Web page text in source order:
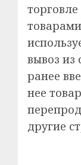
торговле
вывоз из
ранее
нее
другие